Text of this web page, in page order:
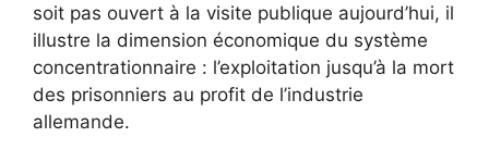
soit pas ouvert à la visite publique aujourd’hui, il
illustre la dimension économique du système
concentrationnaire : l’exploitation jusqu’à la mort
des prisonniers au profit de l’industrie
allemande.